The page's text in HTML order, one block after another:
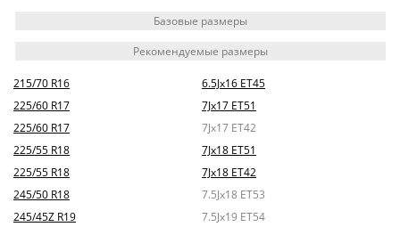
Базовые размеры
Рекомендуемые размеры
215/70 R16
6.5Jx16 ET45
225/60 R17
7Jx17 ET51
225/60 R17
7Jx17 ET42
225/55 R18
7Jx18 ET51
225/55 R18
7Jx18 ET42
245/50 R18
7.5Jx18 ET53
245/45Z R19
7.5Jx19 ET54